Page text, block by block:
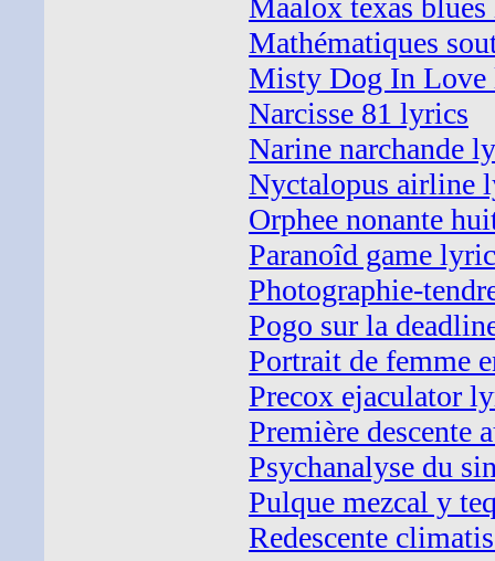
Maalox texas
Mathématiques
Misty Dog In Love
Narcisse 81 lyrics
Narine narchande
Nyctalopus airline
Orphee nonante
Paranoîd game
Photographie-
Pogo sur la
Portrait de femme
Precox ejaculator
Première descente
Psychanalyse du
Pulque mezcal y
Redescente